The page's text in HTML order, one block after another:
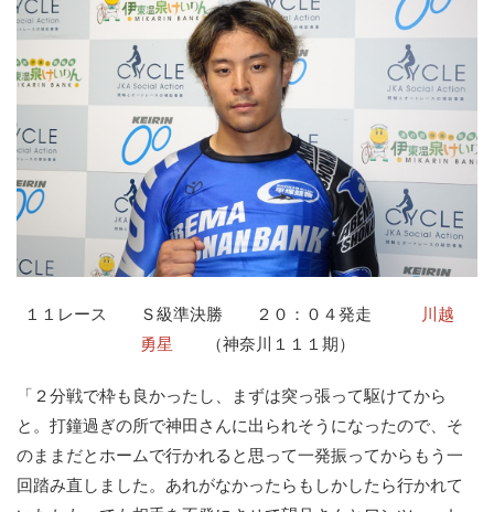
ご意見をお聞かせください
お問い合わせ
支払い方法、ポイント利用規約
車券は20歳になってから・のめり込む不安のある方のご相
談
よくある質問
１１レース Ｓ級準決勝 ２０：０４発走
川越
勇星 （神奈川１１１期）
「２分戦で枠も良かったし、まずは突っ張って駆けてから
と。打鐘過ぎの所で神田さんに出られそうになったので、そ
のままだとホームで行かれると思って一発振ってからもう一
回踏み直しました。あれがなかったらもしかしたら行かれて